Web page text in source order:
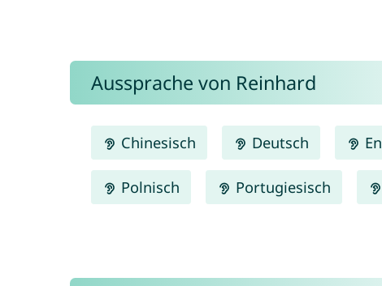
Aussprache von Reinhard
Chinesisch Deutsch
Polnisch Portugiesisch